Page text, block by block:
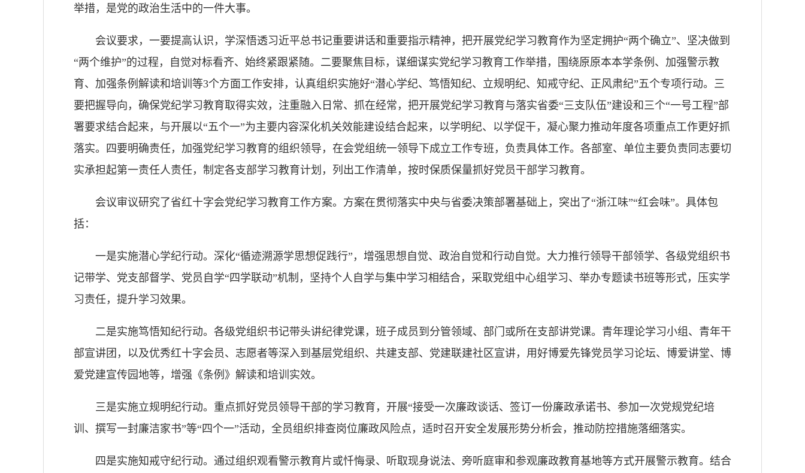
举措，是党的政治生活中的一件大事。
会议要求，一要提高认识，学深悟透习近平总书记重要讲话和重要指示精神，把开展党纪学习教育作为坚定拥护“两个确立”、坚决做到
“两个维护”的过程，自觉对标看齐、始终紧跟紧随。二要聚焦目标，谋细谋实党纪学习教育工作举措，围绕原原本本学条例、加强警示教
育、加强条例解读和培训等3个方面工作安排，认真组织实施好“潜心学纪、笃悟知纪、立规明纪、知戒守纪、正风肃纪”五个专项行动。三
要把握导向，确保党纪学习教育取得实效，注重融入日常、抓在经常，把开展党纪学习教育与落实省委“三支队伍”建设和三个“一号工程”部
署要求结合起来，与开展以“五个一”为主要内容深化机关效能建设结合起来，以学明纪、以学促干，凝心聚力推动年度各项重点工作更好抓
落实。四要明确责任，加强党纪学习教育的组织领导，在会党组统一领导下成立工作专班，负责具体工作。各部室、单位主要负责同志要切
实承担起第一责任人责任，制定各支部学习教育计划，列出工作清单，按时保质保量抓好党员干部学习教育。
会议审议研究了省红十字会党纪学习教育工作方案。方案在贯彻落实中央与省委决策部署基础上，突出了“浙江味”“红会味”。具体包
括：
一是实施潜心学纪行动。深化“循迹溯源学思想促践行”，增强思想自觉、政治自觉和行动自觉。大力推行领导干部领学、各级党组织书
记带学、党支部督学、党员自学“四学联动”机制，坚持个人自学与集中学习相结合，采取党组中心组学习、举办专题读书班等形式，压实学
习责任，提升学习效果。
二是实施笃悟知纪行动。各级党组织书记带头讲纪律党课，班子成员到分管领域、部门或所在支部讲党课。青年理论学习小组、青年干
部宣讲团，以及优秀红十字会员、志愿者等深入到基层党组织、共建支部、党建联建社区宣讲，用好博爱先锋党员学习论坛、博爱讲堂、博
爱党建宣传园地等，增强《条例》解读和培训实效。
三是实施立规明纪行动。重点抓好党员领导干部的学习教育，开展“接受一次廉政谈话、签订一份廉政承诺书、参加一次党规党纪培
训、撰写一封廉洁家书”等“四个一”活动，全员组织排查岗位廉政风险点，适时召开安全发展形势分析会，推动防控措施落细落实。
四是实施知戒守纪行动。通过组织观看警示教育片或忏悔录、听取现身说法、旁听庭审和参观廉政教育基地等方式开展警示教育。结合